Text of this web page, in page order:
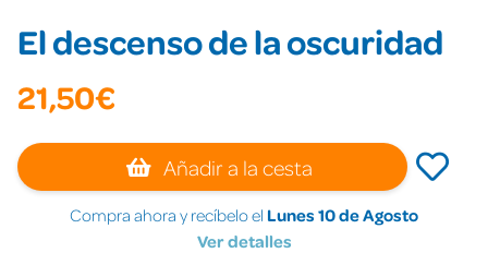
El descenso de la oscuridad
21,50€
Añadir a la cesta
Compra ahora y recíbelo el Lunes 10 de Agosto
Ver detalles